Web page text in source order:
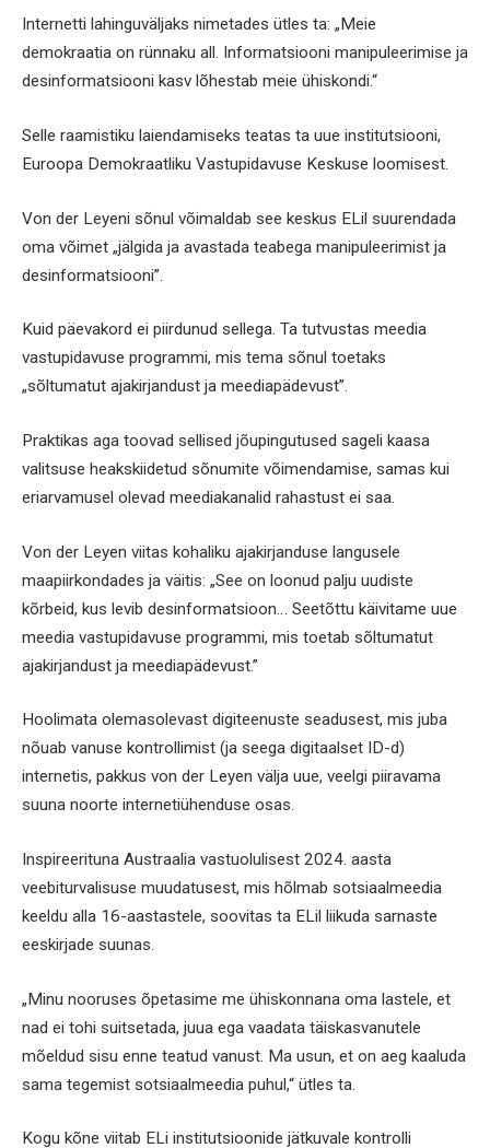
Internetti lahinguväljaks nimetades ütles ta: „Meie
demokraatia on rünnaku all. Informatsiooni manipuleerimise ja
desinformatsiooni kasv lõhestab meie ühiskondi.“
Selle raamistiku laiendamiseks teatas ta uue institutsiooni,
Euroopa Demokraatliku Vastupidavuse Keskuse loomisest.
Von der Leyeni sõnul võimaldab see keskus ELil suurendada
oma võimet „jälgida ja avastada teabega manipuleerimist ja
desinformatsiooni”.
Kuid päevakord ei piirdunud sellega. Ta tutvustas meedia
vastupidavuse programmi, mis tema sõnul toetaks
„sõltumatut ajakirjandust ja meediapädevust”.
Praktikas aga toovad sellised jõupingutused sageli kaasa
valitsuse heakskiidetud sõnumite võimendamise, samas kui
eriarvamusel olevad meediakanalid rahastust ei saa.
Von der Leyen viitas kohaliku ajakirjanduse langusele
maapiirkondades ja väitis: „See on loonud palju uudiste
kõrbeid, kus levib desinformatsioon… Seetõttu käivitame uue
meedia vastupidavuse programmi, mis toetab sõltumatut
ajakirjandust ja meediapädevust.”
Hoolimata olemasolevast digiteenuste seadusest, mis juba
nõuab vanuse kontrollimist (ja seega digitaalset ID-d)
internetis, pakkus von der Leyen välja uue, veelgi piiravama
suuna noorte internetiühenduse osas.
Inspireerituna Austraalia vastuolulisest 2024. aasta
veebiturvalisuse muudatusest, mis hõlmab sotsiaalmeedia
keeldu alla 16-aastastele, soovitas ta ELil liikuda sarnaste
eeskirjade suunas.
„Minu nooruses õpetasime me ühiskonnana oma lastele, et
nad ei tohi suitsetada, juua ega vaadata täiskasvanutele
mõeldud sisu enne teatud vanust. Ma usun, et on aeg kaaluda
sama tegemist sotsiaalmeedia puhul,“ ütles ta.
Kogu kõne viitab ELi institutsioonide jätkuvale kontrolli